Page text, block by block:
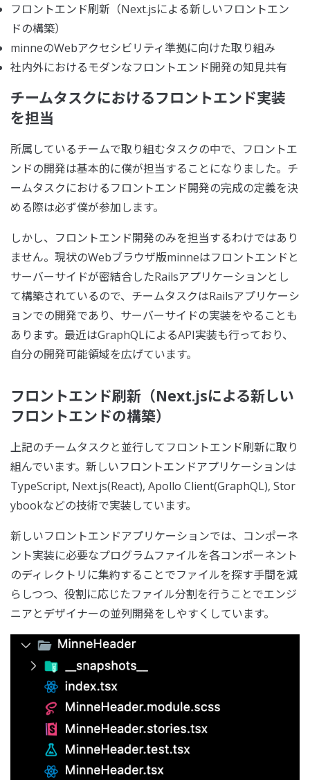
フロントエンド刷新（Next.jsによる新しいフロントエン
ドの構築）
minneのWebアクセシビリティ準拠に向けた取り組み
社内外におけるモダンなフロントエンド開発の知見共有
チームタスクにおけるフロントエンド実装
を担当
所属しているチームで取り組むタスクの中で、フロントエ
ンドの開発は基本的に僕が担当することになりました。チ
ームタスクにおけるフロントエンド開発の完成の定義を決
める際は必ず僕が参加します。
しかし、フロントエンド開発のみを担当するわけではあり
ません。現状のWebブラウザ版minneはフロントエンドと
サーバーサイドが密結合したRailsアプリケーションとし
て構築されているので、チームタスクはRailsアプリケーシ
ョンでの開発であり、サーバーサイドの実装をやることも
あります。最近はGraphQLによるAPI実装も行っており、
自分の開発可能領域を広げています。
フロントエンド刷新（Next.jsによる新しい
フロントエンドの構築）
上記のチームタスクと並行してフロントエンド刷新に取り
組んでいます。新しいフロントエンドアプリケーションは
TypeScript, Next.js(React), Apollo Client(GraphQL), Stor
ybookなどの技術で実装しています。
新しいフロントエンドアプリケーションでは、コンポーネ
ント実装に必要なプログラムファイルを各コンポーネント
のディレクトリに集約することでファイルを探す手間を減
らしつつ、役割に応じたファイル分割を行うことでエンジ
ニアとデザイナーの並列開発をしやすくしています。